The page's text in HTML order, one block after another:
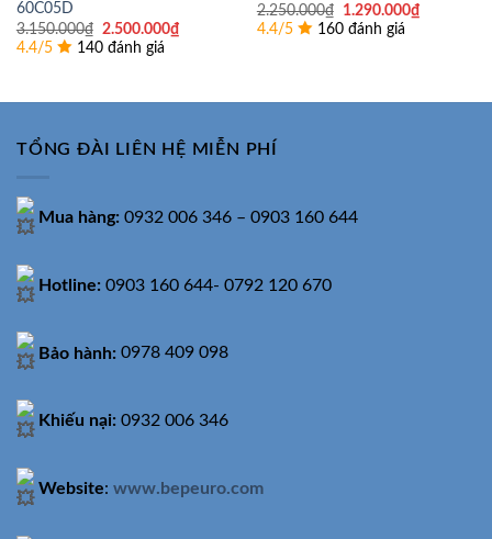
60C05D
3.150.000₫
Giá
gốc
là:
2.500.000₫Giá
hiện
4.4/5 140 đánh giá
2.250.000₫
Giá
gốc
là:
1.290.000₫Giá
4.4/5 160 đánh giá
TỔNG ĐÀI LIÊN HỆ MIỄN PHÍ
Mua hàng: 0932 006 346 – 0903 160 644
Hotline: 0903 160 644- 0792 120 670
Bảo hành: 0978 409 098
Khiếu nại: 0932 006 346
Website: www.bepeuro.com